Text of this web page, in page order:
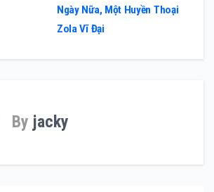
Ngày Nữa, Một Huyền Thoại
Zola Vĩ Đại
By jacky